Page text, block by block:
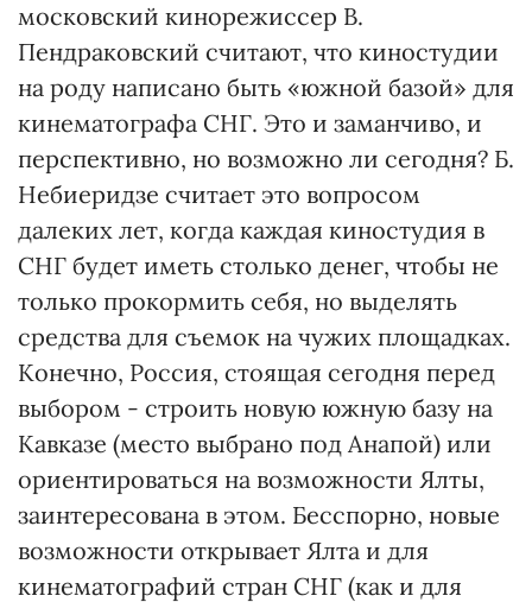
московский кинорежиссер В.
Пендраковский считают, что киностудии
на роду написано быть «южной базой» для
кинематографа СНГ. Это и заманчиво, и
перспективно, но возможно ли сегодня? Б.
Небиеридзе считает это вопросом
далеких лет, когда каждая киностудия в
СНГ будет иметь столько денег, чтобы не
только прокормить себя, но выделять
средства для съемок на чужих площадках.
Конечно, Россия, стоящая сегодня перед
выбором - строить новую южную базу на
Кавказе (место выбрано под Анапой) или
ориентироваться на возможности Ялты,
заинтересована в этом. Бесспорно, новые
возможности открывает Ялта и для
кинематографий стран СНГ (как и для